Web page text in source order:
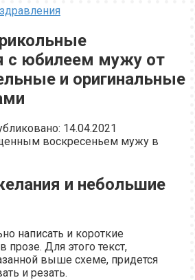
с юбилеем мужу от
и оригинальные
14.04.2021
и небольшие
написать и короткие
Для этого текст,
выше схеме, придется
и резать.